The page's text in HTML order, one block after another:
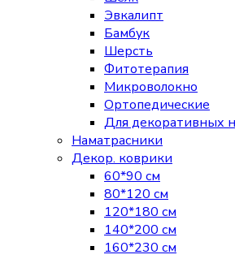
Эвкалипт
Бамбук
Шерсть
Фитотерапия
Микроволокно
Ортопедические
Для декоративных
Наматрасники
Декор. коврики
60*90 см
80*120 см
120*180 см
140*200 см
160*230 см